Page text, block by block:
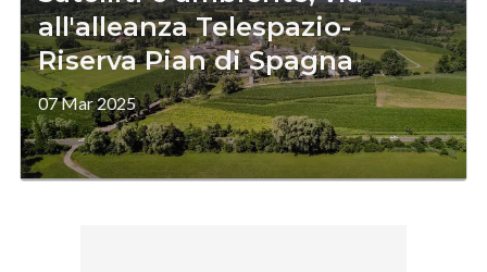
all'alleanza Telespazio-
Riserva Pian di Spagna
07 Mar 2025